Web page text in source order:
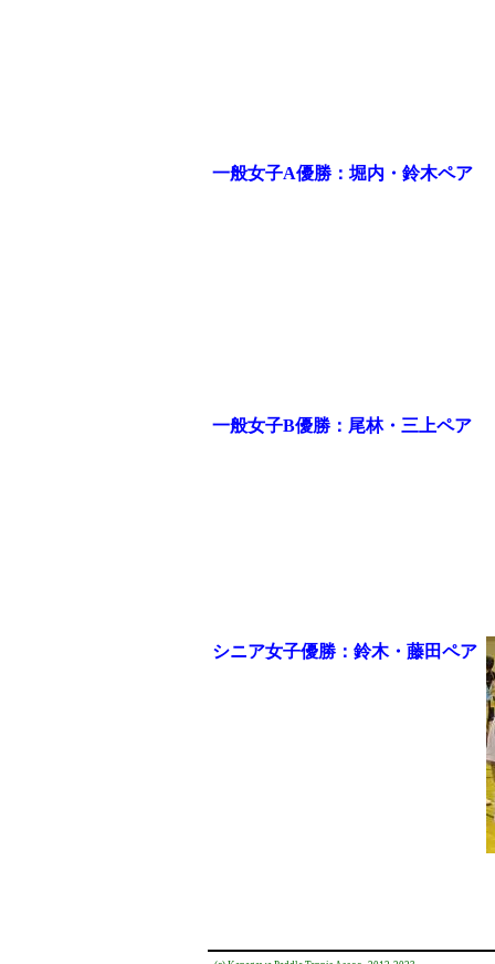
一般女子A優勝：堀内・鈴木ペア
一般女子B優勝：尾林・三上ペア
シニア女子優勝：鈴木・藤田ペア